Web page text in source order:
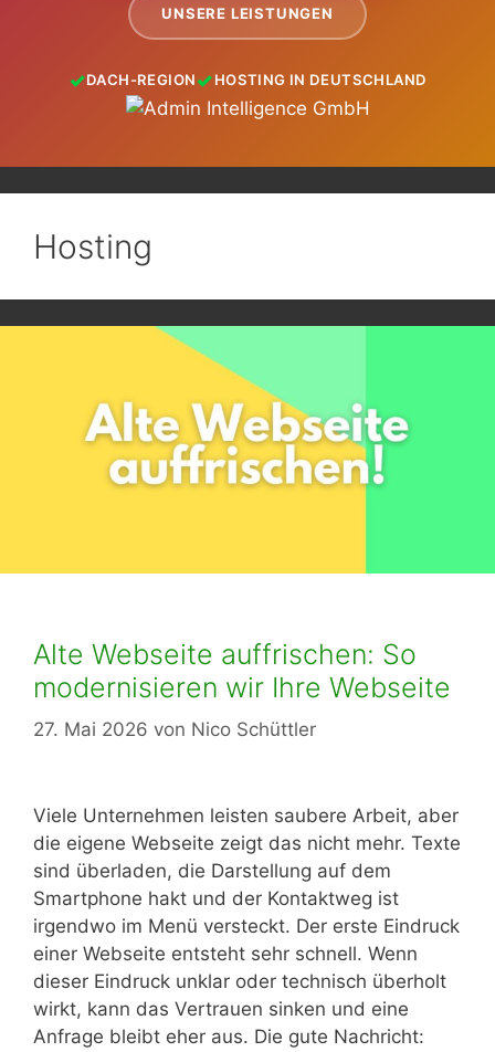
UNSERE LEISTUNGEN
DACH-REGION HOSTING IN DEUTSCHLAND
Hosting
Alte Webseite auffrischen: So
modernisieren wir Ihre Webseite
27. Mai 2026 von Nico Schüttler
Viele Unternehmen leisten saubere Arbeit, aber
die eigene Webseite zeigt das nicht mehr. Texte
sind überladen, die Darstellung auf dem
Smartphone hakt und der Kontaktweg ist
irgendwo im Menü versteckt. Der erste Eindruck
einer Webseite entsteht sehr schnell. Wenn
dieser Eindruck unklar oder technisch überholt
wirkt, kann das Vertrauen sinken und eine
Anfrage bleibt eher aus. Die gute Nachricht: